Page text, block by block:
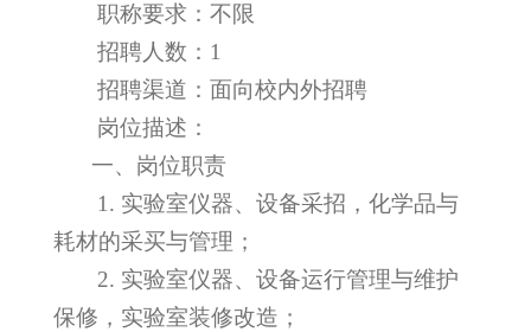
职称要求：不限
招聘人数：1
招聘渠道：面向校内外招聘
岗位描述：
一、岗位职责
1. 实验室仪器、设备采招，化学品与
耗材的采买与管理；
2. 实验室仪器、设备运行管理与维护
保修，实验室装修改造；